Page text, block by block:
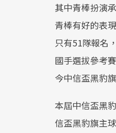
其中青棒扮演
青棒有好的表
只有51隊報名
國手選拔參考
今中信盃黑豹
本屆中信盃黑
信盃黑豹旗主